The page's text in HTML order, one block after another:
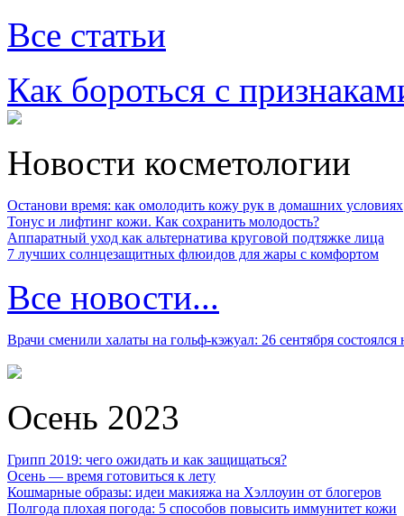
Все статьи
Как бороться с
Новости косметологии
Останови время: как омолодить кожу рук в домашних условиях
Тонус и лифтинг кожи. Как сохранить молодость?
Аппаратный уход как альтернатива круговой подтяжке лица
7 лучших солнцезащитных флюидов для жары с комфортом
Все новости...
Врачи сменили халаты на гольф-кэжуал: 26 сентября
Осень 2023
Грипп 2019: чего ожидать и как защищаться?
Осень — время готовиться к лету
Кошмарные образы: идеи макияжа на Хэллоуин от блогеров
Полгода плохая погода: 5 способов повысить иммунитет кожи